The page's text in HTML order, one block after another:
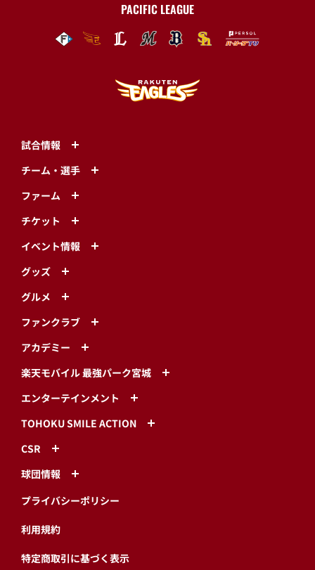
PACIFIC LEAGUE
試合情報
チーム・選手
ファーム
チケット
イベント情報
グッズ
グルメ
ファンクラブ
アカデミー
楽天モバイル 最強パーク宮城
エンターテインメント
TOHOKU SMILE ACTION
CSR
球団情報
プライバシーポリシー
利用規約
特定商取引に基づく表示